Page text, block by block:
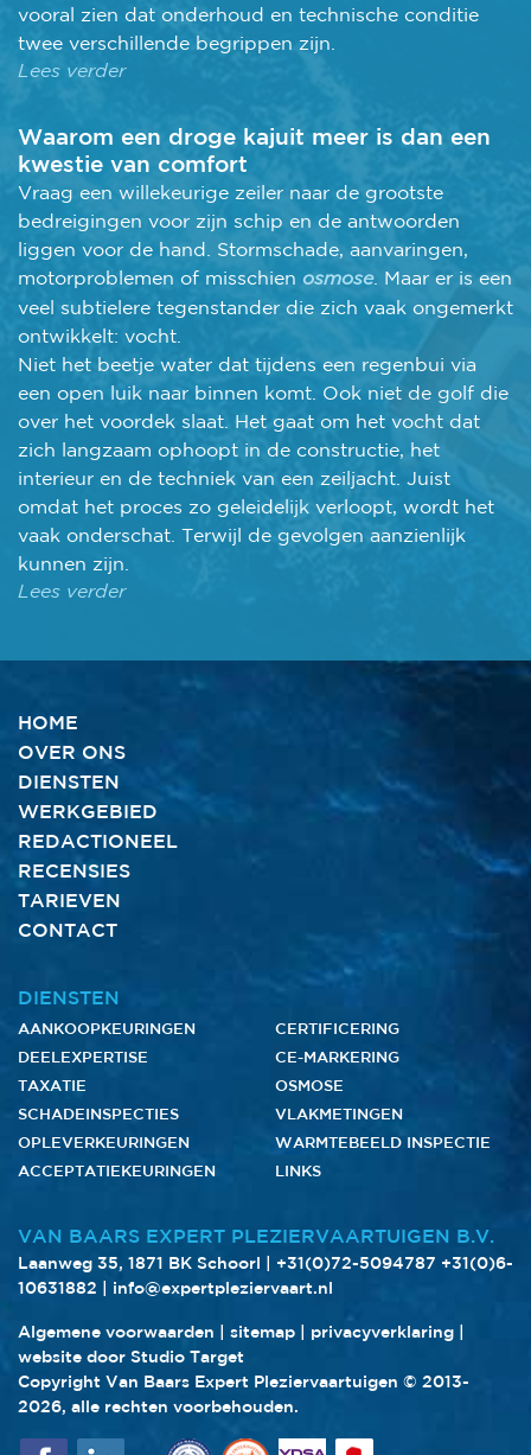
vooral zien dat onderhoud en technische conditie
twee verschillende begrippen zijn.
Lees verder
Waarom een droge kajuit meer is dan een
kwestie van comfort
Vraag een willekeurige zeiler naar de grootste
bedreigingen voor zijn schip en de antwoorden
liggen voor de hand. Stormschade, aanvaringen,
motorproblemen of misschien osmose. Maar er is een
veel subtielere tegenstander die zich vaak ongemerkt
ontwikkelt: vocht.
Niet het beetje water dat tijdens een regenbui via
een open luik naar binnen komt. Ook niet de golf die
over het voordek slaat. Het gaat om het vocht dat
zich langzaam ophoopt in de constructie, het
interieur en de techniek van een zeiljacht. Juist
omdat het proces zo geleidelijk verloopt, wordt het
vaak onderschat. Terwijl de gevolgen aanzienlijk
kunnen zijn.
Lees verder
HOME
OVER ONS
DIENSTEN
WERKGEBIED
REDACTIONEEL
RECENSIES
TARIEVEN
CONTACT
DIENSTEN
AANKOOPKEURINGEN
DEELEXPERTISE
TAXATIE
SCHADEINSPECTIES
OPLEVERKEURINGEN
ACCEPTATIEKEURINGEN
CERTIFICERING
CE-MARKERING
OSMOSE
VLAKMETINGEN
WARMTEBEELD INSPECTIE
LINKS
VAN BAARS EXPERT PLEZIERVAARTUIGEN B.V.
Laanweg 35, 1871 BK Schoorl | +31(0)72-5094787 +31(0)6-
10631882 | info@expertpleziervaart.nl
Algemene voorwaarden | sitemap | privacyverklaring |
website door Studio Target
Copyright Van Baars Expert Pleziervaartuigen © 2013-
2026, alle rechten voorbehouden.